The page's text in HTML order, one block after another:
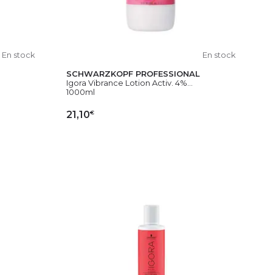
En stock
En stock
SCHWARZKOPF PROFESSIONAL
Igora Vibrance Lotion Activ. 4%...
1000ml
21,10€